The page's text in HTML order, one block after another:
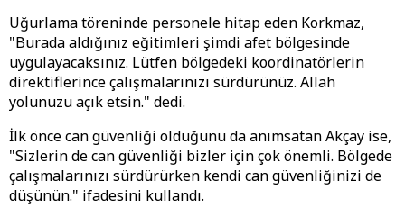
Uğurlama töreninde personele hitap eden Korkmaz,
"Burada aldığınız eğitimleri şimdi afet bölgesinde
uygulayacaksınız. Lütfen bölgedeki koordinatörlerin
direktiflerince çalışmalarınızı sürdürünüz. Allah
yolunuzu açık etsin." dedi.
İlk önce can güvenliği olduğunu da anımsatan Akçay ise,
"Sizlerin de can güvenliği bizler için çok önemli. Bölgede
çalışmalarınızı sürdürürken kendi can güvenliğinizi de
düşünün." ifadesini kullandı.